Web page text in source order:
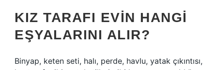
KIZ TARAFI EVIN HANGI
EŞYALARINI ALIR?
Binyap, keten seti, halı, perde, havlu, yatak çıkıntısı,